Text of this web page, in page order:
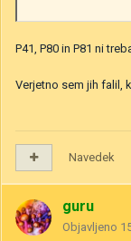
P41, P80 in P81 ni
Verjetno sem jih falil,
Navedek
guru
Objavljeno